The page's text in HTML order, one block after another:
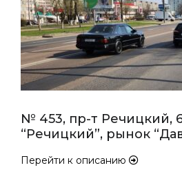
№ 453, пр-т Речицкий,
“Речицкий”, рынок
Перейти к описанию